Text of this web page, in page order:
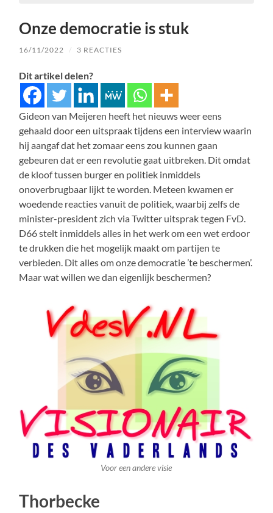
Onze democratie is stuk
16/11/2022 / 3 REACTIES
Dit artikel delen?
Gideon van Meijeren heeft het nieuws weer eens
gehaald door een uitspraak tijdens een interview waarin
hij aangaf dat het zomaar eens zou kunnen gaan
gebeuren dat er een revolutie gaat uitbreken. Dit omdat
de kloof tussen burger en politiek inmiddels
onoverbrugbaar lijkt te worden. Meteen kwamen er
woedende reacties vanuit de politiek, waarbij zelfs de
minister-president zich via Twitter uitsprak tegen FvD.
D66 stelt inmiddels alles in het werk om een wet erdoor
te drukken die het mogelijk maakt om partijen te
verbieden. Dit alles om onze democratie ’te beschermen’.
Maar wat willen we dan eigenlijk beschermen?
Voor een andere visie
Thorbecke